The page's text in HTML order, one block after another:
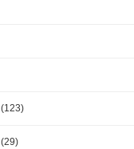
(123)
(29)